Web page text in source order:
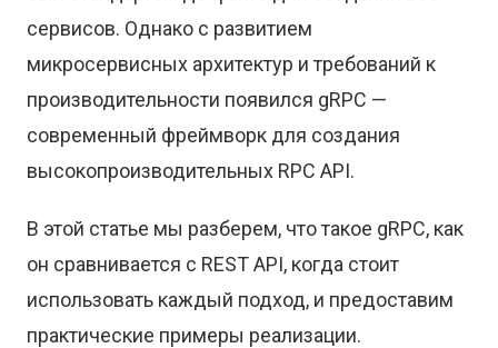
сервисов. Однако с развитием
микросервисных архитектур и требований к
производительности появился gRPC —
современный фреймворк для создания
высокопроизводительных RPC API.
В этой статье мы разберем, что такое gRPC, как
он сравнивается с REST API, когда стоит
использовать каждый подход, и предоставим
практические примеры реализации.